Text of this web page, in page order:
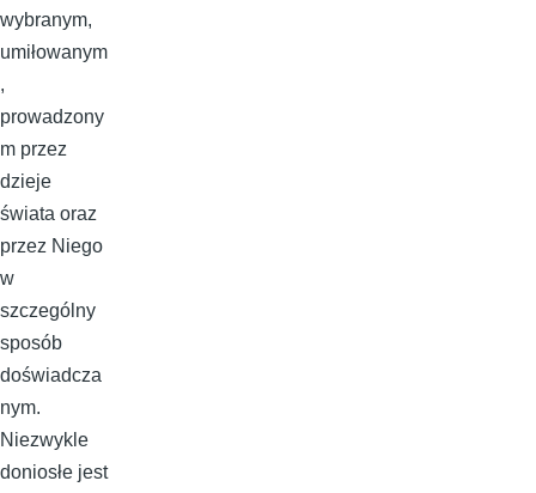
wybranym,
umiłowanym
,
prowadzony
m przez
dzieje
świata oraz
przez Niego
w
szczególny
sposób
doświadcza
nym.
Niezwykle
doniosłe jest